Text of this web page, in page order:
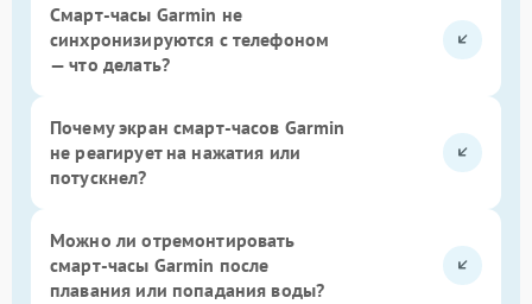
Смарт-часы Garmin не
синхронизируются с телефоном
— что делать?
Почему экран смарт-часов Garmin
не реагирует на нажатия или
потускнел?
Можно ли отремонтировать
смарт-часы Garmin после
плавания или попадания воды?